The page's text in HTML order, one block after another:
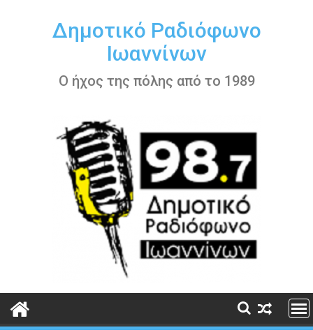
περιεχόμενοΔημοτικό Ραδιόφωνο
Ιωαννίνων
Ο ήχος της πόλης από το 1989